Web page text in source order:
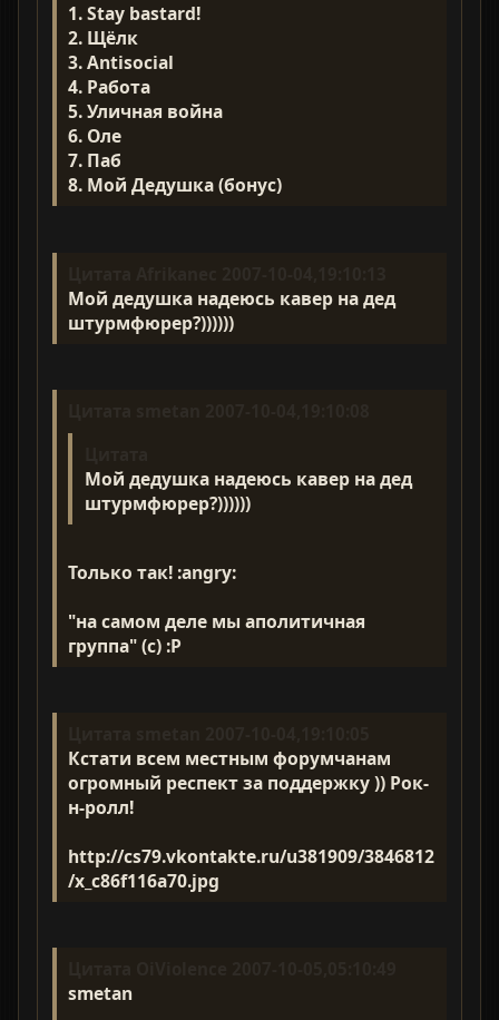
1. Stay bastard!
2. Щёлк
3. Antisocial
4. Работа
5. Уличная война
6. Оле
7. Паб
8. Мой Дедушка (бонус)
Мой дедушка надеюсь кавер на дед
штурмфюрер?))))))
Мой дедушка надеюсь кавер на дед
штурмфюрер?))))))
Только так! :angry:
"на самом деле мы аполитичная
группа" (с) :P
Кстати всем местным форумчанам
огромный респект за поддержку )) Рок-
н-ролл!
http://cs79.vkontakte.ru/u381909/3846812
/x_c86f116a70.jpg
smetan